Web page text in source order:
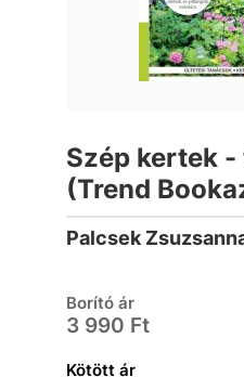
Szép kertek
(Trend
Palcsek
Borító ár
3 990 Ft
Kötött ár